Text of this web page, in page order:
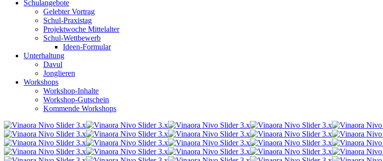
Schulangebote
Gelebter Vortrag
Schul-Praxistag
Projektwoche Mittelalter
Schul-Wettbewerb
Ideen-Formular
Unterhaltung
Davul
Jonglieren
Workshops
Workshop-Inhalte
Workshop-Gutschein
Kommende Workshops